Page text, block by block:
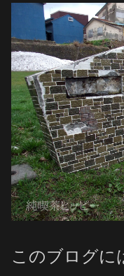
このブログに